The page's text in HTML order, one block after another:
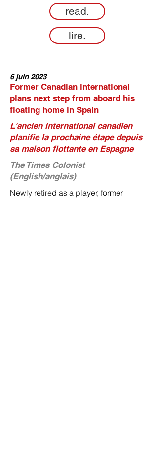
read.
lire.
6 juin 2023
Former Canadian international
plans next step from aboard his
floating home in Spain
L'ancien international canadien
planifie la prochaine étape depuis
sa maison flottante en Espagne
The Times Colonist
(English/anglais)
Newly retired as a player, former
International Issey Nakajima-Farran is